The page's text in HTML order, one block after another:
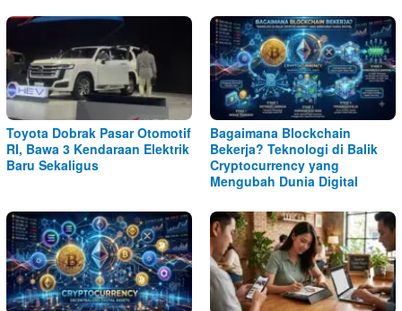
Toyota Dobrak Pasar Otomotif
RI, Bawa 3 Kendaraan Elektrik
Baru Sekaligus
Bagaimana Blockchain
Bekerja? Teknologi di Balik
Cryptocurrency yang
Mengubah Dunia Digital